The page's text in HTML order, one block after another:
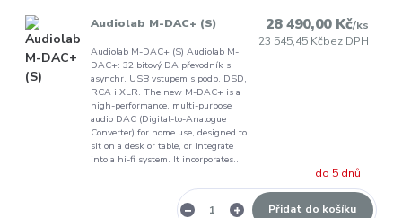
Audiolab M-DAC+ (S)
Audiolab M-DAC+ (S) Audiolab M-
DAC+: 32 bitový DA převodník s
asynchr. USB vstupem s podp. DSD,
RCA i XLR. The new M-DAC+ is a
high-performance, multi-purpose
audio DAC (Digital-to-Analogue
Converter) for home use, designed to
sit on a desk or table, or integrate
into a hi-fi system. It incorporates...
28 490,00 Kč/ks
23 545,45 Kčbez DPH
do 5 dnů
Přidat do košíku